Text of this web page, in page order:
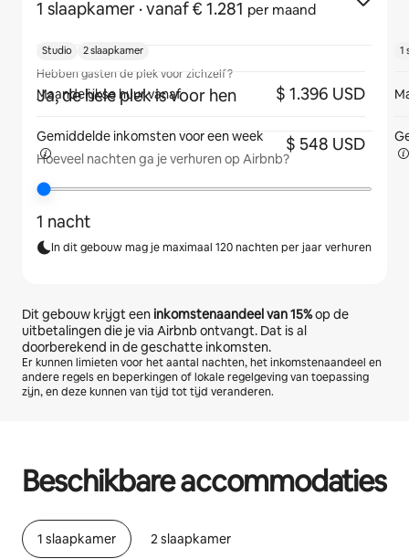
1 slaapkamer · vanaf € 1.281 per maand
Hebben gasten de plek voor zichzelf?
Ja, de hele plek is voor hen
Hoeveel nachten ga je verhuren op Airbnb?
1 nacht
In dit gebouw mag je maximaal 120 nachten per jaar verhuren
Dit gebouw krijgt eeninkomstenaandeel van15%op de
uitbetalingen die je via Airbnb ontvangt. Dat is al
doorberekend in de geschatte inkomsten.
Er kunnen limieten voor het aantal nachten, het inkomstenaandeel en
andere regels en beperkingen of lokale regelgeving van toepassing
zijn, en deze kunnen van tijd tot tijd veranderen.
Beschikbare accommodaties
1 slaapkamer 2 slaapkamer
Studio 2 slaapkamer
Maandelijkse huur vanaf $ 1.396 USD
Gemiddelde inkomsten vooreen week $ 548 USD
1